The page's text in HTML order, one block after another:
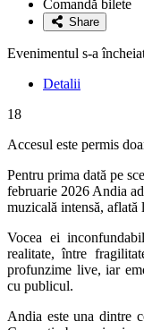
favoriteComandă bilete
Share
Evenimentul s-a
Detalii
18
Accesul este permis
Pentru prima dată pe
februarie 2026 Andia
muzicală intensă, aflată
Vocea ei
realitate, între
profunzime live, iar
cu publicul.
Andia este una dintre